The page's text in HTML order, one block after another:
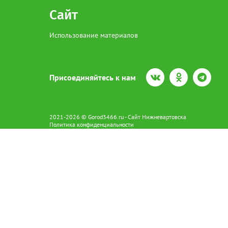
Сайт
Использование материалов
Присоединяйтесь к нам
2021-2026 © Gorod3466.ru - Сайт Нижневартовска
Политика конфиденциальности